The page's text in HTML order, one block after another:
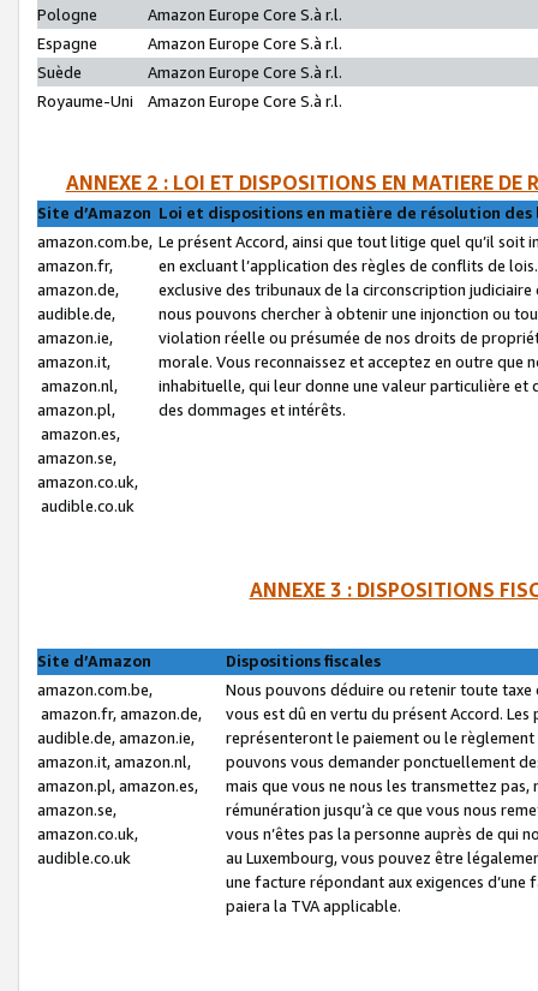
Pologne
Amazon Europe Core S.à r.l.
Espagne
Amazon Europe Core S.à r.l.
Suède
Amazon Europe Core S.à r.l.
Royaume-Uni
Amazon Europe Core S.à r.l.
ANNEXE 2 : LOI ET DISPOSITIONS EN MATIERE DE
Site d’Amazon Loi et dispositions en matière de résolution
amazon.com.be,
amazon.fr,
amazon.de,
audible.de,
amazon.ie,
amazon.it,
amazon.nl,
amazon.pl,
amazon.es,
amazon.se,
amazon.co.uk,
audible.co.uk
Le présent Accord, ainsi que tout litige quel qu’il soit
en excluant l’application des règles de conflits de
exclusive des tribunaux de la circonscription
nous pouvons chercher à obtenir une injonction ou
violation réelle ou présumée de nos droits de
morale. Vous reconnaissez et acceptez en outre que
inhabituelle, qui leur donne une valeur particulière
des dommages et intérêts.
ANNEXE 3 : DISPOSITIONS
Site d’Amazon
Dispositions fiscales
amazon.com.be,
amazon.fr, amazon.de,
audible.de, amazon.ie,
amazon.it, amazon.nl,
amazon.pl, amazon.es,
amazon.se,
amazon.co.uk,
audible.co.uk
Nous pouvons déduire ou retenir toute
vous est dû en vertu du présent Accord.
représenteront le paiement ou le
pouvons vous demander ponctuellement
mais que vous ne nous les transmettez
rémunération jusqu’à ce que vous nous
vous n’êtes pas la personne auprès de qui
au Luxembourg, vous pouvez être
une facture répondant aux exigences
paiera la TVA applicable.